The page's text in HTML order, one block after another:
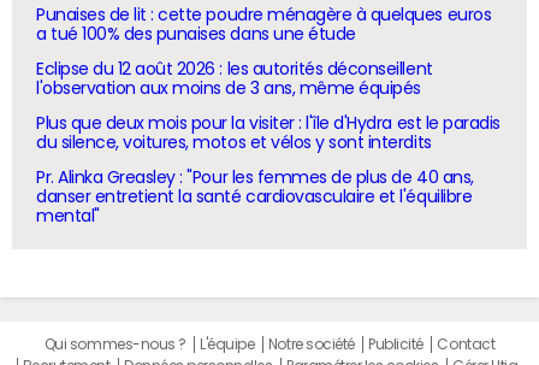
Punaises de lit : cette poudre ménagère à quelques euros
a tué 100% des punaises dans une étude
Eclipse du 12 août 2026 : les autorités déconseillent
l'observation aux moins de 3 ans, même équipés
Plus que deux mois pour la visiter : l'île d'Hydra est le paradis
du silence, voitures, motos et vélos y sont interdits
Pr. Alinka Greasley : "Pour les femmes de plus de 40 ans,
danser entretient la santé cardiovasculaire et l'équilibre
mental"
Qui sommes-nous ? L'équipe Notre société Publicité
Contact